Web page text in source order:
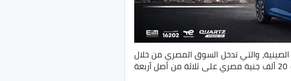
الصينية، والتي تدخل السوق المصري من خلال